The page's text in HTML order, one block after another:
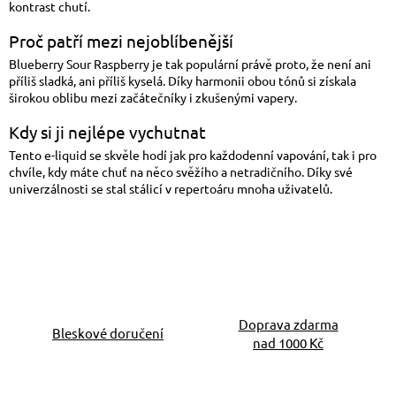
kontrast chutí.
Proč patří mezi nejoblíbenější
Blueberry Sour Raspberry je tak populární právě proto, že není ani
příliš sladká, ani příliš kyselá. Díky harmonii obou tónů si získala
širokou oblibu mezi začátečníky i zkušenými vapery.
Kdy si ji nejlépe vychutnat
Tento e-liquid se skvěle hodí jak pro každodenní vapování, tak i pro
chvíle, kdy máte chuť na něco svěžího a netradičního. Díky své
univerzálnosti se stal stálicí v repertoáru mnoha uživatelů.
Bleskové doručení
Doprava zdarma
nad 1000 Kč